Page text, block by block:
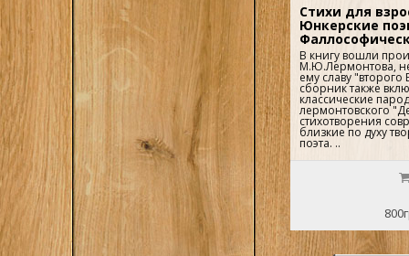
Стихи для
Юнкерские
В книгу вошли
М.Ю.Лермонтова,
ему славу "второго
сборник также
классические
лермонтовского
стихотворения
близкие по духу
поэта. ..